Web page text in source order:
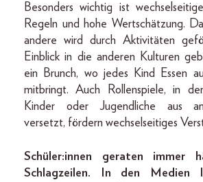
Besonders wichtig ist
Regeln und hohe Wertschätzung.
andere wird durch Aktivitäten
Einblick in die anderen Kulturen
ein Brunch, wo jedes Kind Essen
mitbringt. Auch Rollenspiele, in
Kinder oder Jugendliche aus
versetzt, fördern wechselseitiges
Schüler:innen geraten immer
Schlagzeilen. In den Medien